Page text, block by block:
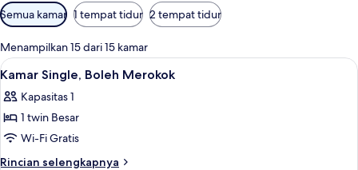
Filter
tersedia
untuk
kamar
Semua kamar 1 tempat tidur 2 tempat tidur
Menampilkan 15 dari 15 kamar
Lihat
semua
foto
untuk
Kamar
Single,
Meja kerja, Wi-Fi gratis, dan seprai
6
Kamar Single, Boleh Merokok
Kapasitas 1
1 twin Besar
Wi-Fi Gratis
Rincian selengkapnya
Rincian